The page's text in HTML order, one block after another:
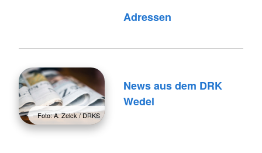
Adressen
Foto: A. Zelck / DRKS
News aus dem DRK
Wedel